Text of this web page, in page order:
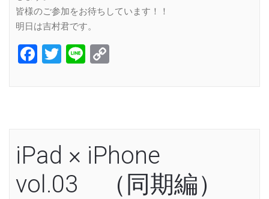
皆様のご参加をお待ちしています！！
明日は吉村君です。
Facebook
Twitter
Line
iPad × iPhone
vol.03 （同期編）